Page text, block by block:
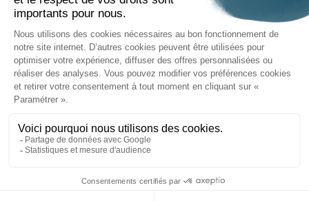
RÉPARATIONS DE VOS PALMES BREIER
QUESTIONS FRÉQUENTES SUR LES PRODUITS ET
LA FABRICATION
NOUS SUIVRE
POLITIQUE DE CONFIDENTIALITÉ
MENTIONS LÉGALES
PLAN DU SITE